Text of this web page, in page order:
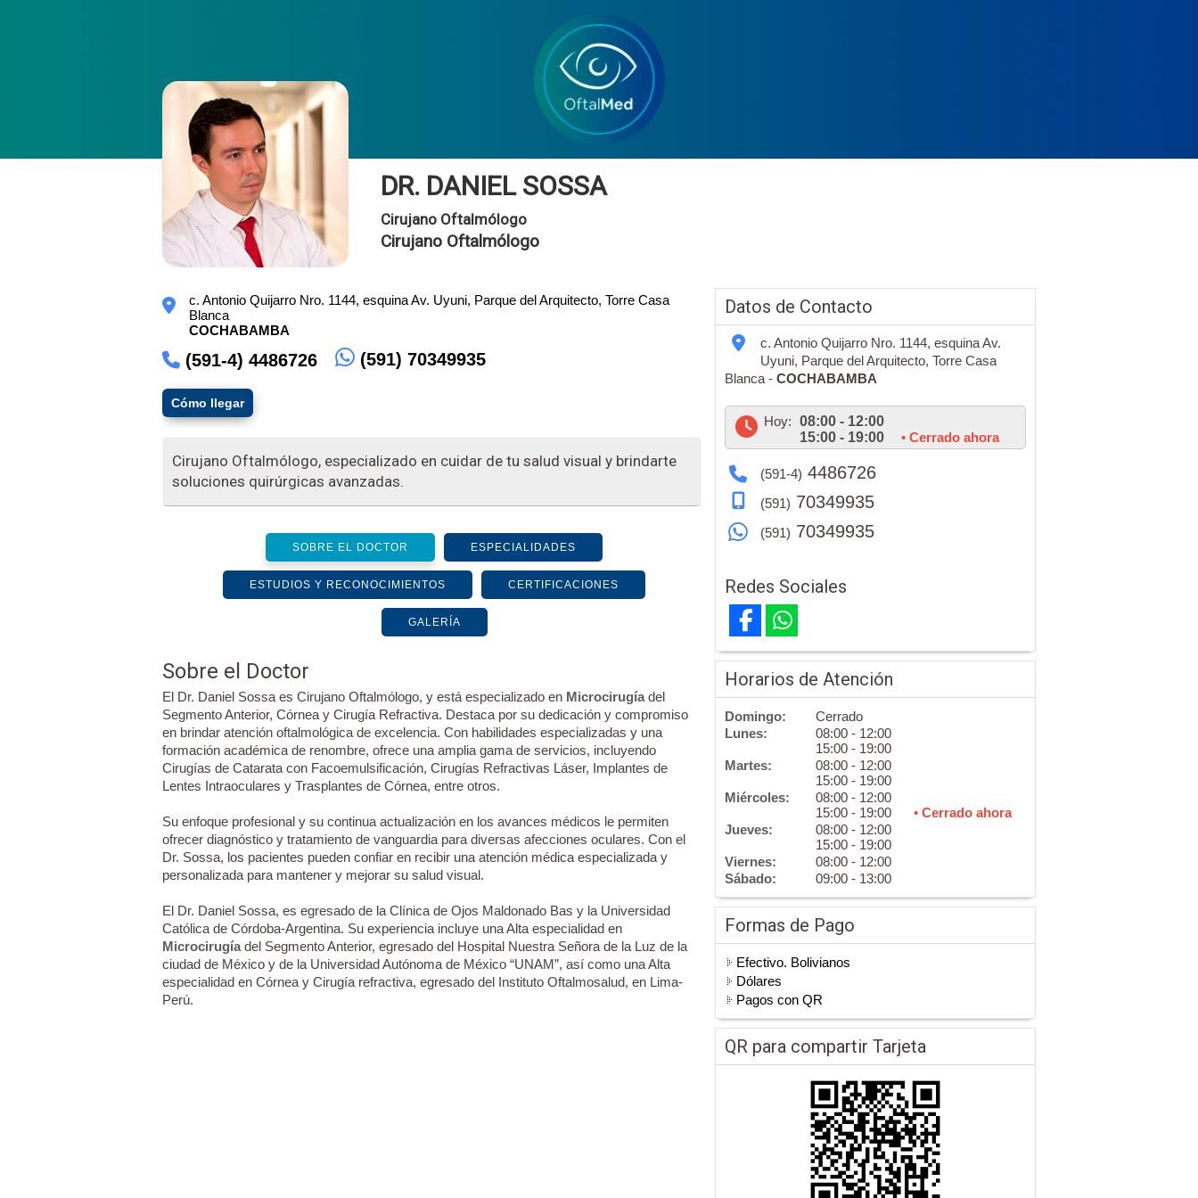
DR. DANIEL SOSSA
Cirujano Oftalmólogo
Cirujano Oftalmólogo
c. Antonio Quijarro Nro. 1144, esquina Av. Uyuni, Parque del Arquitecto, Torre Casa
Blanca
COCHABAMBA
(591-4) 4486726 (591) 70349935
Cómo llegar
Cirujano Oftalmólogo, especializado en cuidar de tu salud visual y brindarte
soluciones quirúrgicas avanzadas.
SOBRE EL DOCTOR ESPECIALIDADES
ESTUDIOS Y RECONOCIMIENTOS CERTIFICACIONES
GALERÍA
Sobre el Doctor
El Dr. Daniel Sossa es Cirujano Oftalmólogo, y está especializado en Microcirugíadel
Segmento Anterior, Córnea y Cirugía Refractiva. Destaca por su dedicación y compromiso
en brindar atención oftalmológica de excelencia. Con habilidades especializadas y una
formación académica de renombre, ofrece una amplia gama de servicios, incluyendo
Cirugías de Catarata con Facoemulsificación, Cirugías Refractivas Láser, Implantes de
Lentes Intraoculares y Trasplantes de Córnea, entre otros.
Su enfoque profesional y su continua actualización en los avances médicos le permiten
ofrecer diagnóstico y tratamiento de vanguardia para diversas afecciones oculares. Con el
Dr. Sossa, los pacientes pueden confiar en recibir una atención médica especializada y
personalizada para mantener y mejorar su salud visual.
El Dr. Daniel Sossa, es egresado de la Clínica de Ojos Maldonado Bas y la Universidad
Católica de Córdoba-Argentina. Su experiencia incluye una Alta especialidad en
Microcirugíadel Segmento Anterior, egresado del Hospital Nuestra Señora de la Luz de la
ciudad de México y de la Universidad Autónoma de México “UNAM”, así como una Alta
especialidad en Córnea y Cirugía refractiva, egresado del Instituto Oftalmosalud, en Lima-
Perú.
Datos de Contacto
c. Antonio Quijarro Nro. 1144, esquina Av.
Uyuni, Parque del Arquitecto, Torre Casa
Blanca - COCHABAMBA
Hoy: 08:00 - 12:00
15:00 - 19:00
• Cerrado ahora
(591-4) 4486726
(591) 70349935
(591) 70349935
Redes Sociales
Horarios de Atención
Domingo:
Cerrado
Lunes:
08:00 - 12:00
15:00 - 19:00
Martes:
08:00 - 12:00
15:00 - 19:00
Miércoles:
08:00 - 12:00
15:00 - 19:00
• Cerrado ahora
Jueves:
08:00 - 12:00
15:00 - 19:00
Viernes:
08:00 - 12:00
Sábado:
09:00 - 13:00
Formas de Pago
Efectivo. Bolivianos
Dólares
Pagos con QR
QR para compartir Tarjeta